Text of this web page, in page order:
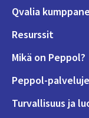
Qvalia
Resurssit
Mikä on Peppol?
Peppol-
Turvallisuus ja